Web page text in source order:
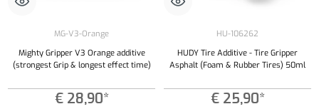
MG-V3-Orange
Mighty Gripper V3 Orange additive
(strongest Grip & longest effect time)
€ 28,90*
HU-106262
HUDY Tire Additive - Tire Gripper
Asphalt (Foam & Rubber Tires) 50ml
€ 25,90*